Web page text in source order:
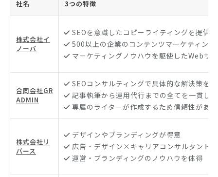
社名 3つの特徴
株式会社イ
ノーバ
SEOを意識したコピーライティングを提供
500以上の企業のコンテンツマーケティン
マーケティングノウハウを駆使したWebサ
合同会社GR
ADMIN
SEOコンサルティングで具体的な解決策を
記事執筆から運用代行までの全てを一貫し
専属のライターが作成するため信頼性がある
株式会社リ
バース
デザインやブランディングが得意
広告・デザイン×キャリアコンサルタント
運営・ブランディングのノウハウを体得